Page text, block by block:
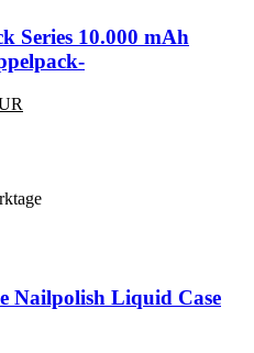
Series 10.000 mAh
Nailpolish Liquid Case